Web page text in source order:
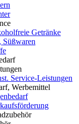
Getränke
Süßwaren
Service-Leistungen
Werbemittel